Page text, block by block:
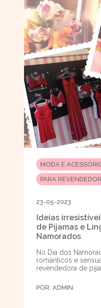
MODA E
PARA
23-05-2023
Ideias
de Pijamas e
Namorados
No Dia dos
românticos e
revendedora de
POR: ADMIN